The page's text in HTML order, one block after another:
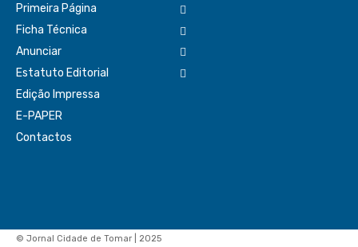
Primeira Página
Ficha Técnica
Anunciar
Estatuto Editorial
Edição Impressa
E-PAPER
Contactos
© Jornal Cidade de Tomar | 2025